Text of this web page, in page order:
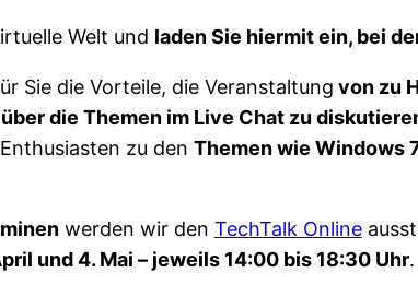
Welt und laden Sie hiermit ein, bei
Sie die Vorteile, die Veranstaltung von zu
die Themen im Live Chat zu
zu den Themen wie Windows
werden wir den TechTalk Online
und 4. Mai – jeweils 14:00 bis 18:30 Uhr.